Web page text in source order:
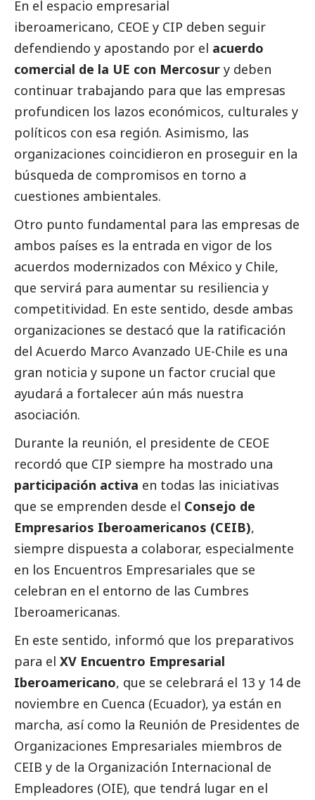
En el espacio empresarial
iberoamericano, CEOE y CIP deben seguir
defendiendo y apostando por el acuerdo
comercial de la UE con Mercosur y deben
continuar trabajando para que las empresas
profundicen los lazos económicos, culturales y
políticos con esa región. Asimismo, las
organizaciones coincidieron en proseguir en la
búsqueda de compromisos en torno a
cuestiones ambientales.
Otro punto fundamental para las empresas de
ambos países es la entrada en vigor de los
acuerdos modernizados con México y Chile,
que servirá para aumentar su resiliencia y
competitividad. En este sentido, desde ambas
organizaciones se destacó que la ratificación
del Acuerdo Marco Avanzado UE-Chile es una
gran noticia y supone un factor crucial que
ayudará a fortalecer aún más nuestra
asociación.
Durante la reunión, el presidente de CEOE
recordó que CIP siempre ha mostrado una
participación activa en todas las iniciativas
que se emprenden desde el Consejo de
Empresarios Iberoamericanos (CEIB),
siempre dispuesta a colaborar, especialmente
en los Encuentros Empresariales que se
celebran en el entorno de las Cumbres
Iberoamericanas.
En este sentido, informó que los preparativos
para el XV Encuentro Empresarial
Iberoamericano, que se celebrará el 13 y 14 de
noviembre en Cuenca (Ecuador), ya están en
marcha, así como la Reunión de Presidentes de
Organizaciones Empresariales miembros de
CEIB y de la Organización Internacional de
Empleadores (OIE), que tendrá lugar en el